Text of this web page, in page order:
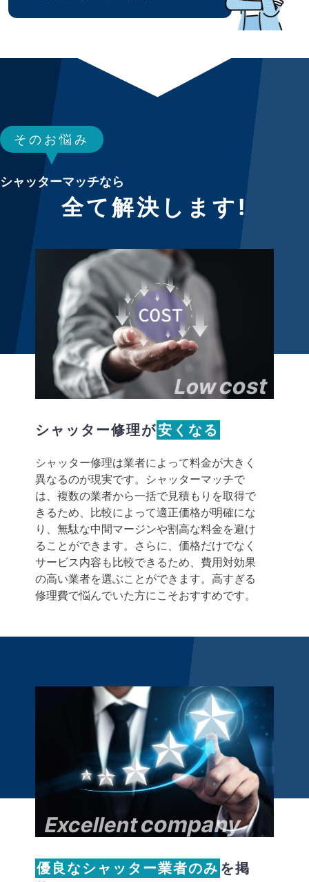
そのお悩み
シャッターマッチなら
全て解決します!
シャッター修理が安くなる
シャッター修理は業者によって料金が大きく
異なるのが現実です。シャッターマッチで
は、複数の業者から一括で見積もりを取得で
きるため、比較によって適正価格が明確にな
り、無駄な中間マージンや割高な料金を避け
ることができます。さらに、価格だけでなく
サービス内容も比較できるため、費用対効果
の高い業者を選ぶことができます。高すぎる
修理費で悩んでいた方にこそおすすめです。
Lowcost
優良なシャッター業者のみ を掲
Excellentcompany